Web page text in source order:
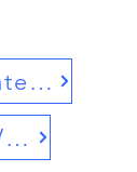
Seminar materials
Seminar Video